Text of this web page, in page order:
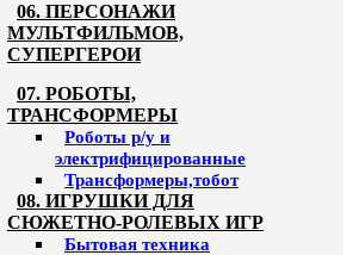
06. ПЕРСОНАЖИ
МУЛЬТФИЛЬМОВ,
СУПЕРГЕРОИ
07. РОБОТЫ,
ТРАНСФОРМЕРЫ
Роботы р/у и
электрифицированные
Трансформеры,тобот
08. ИГРУШКИ ДЛЯ
СЮЖЕТНО-РОЛЕВЫХ ИГР
Бытовая техника